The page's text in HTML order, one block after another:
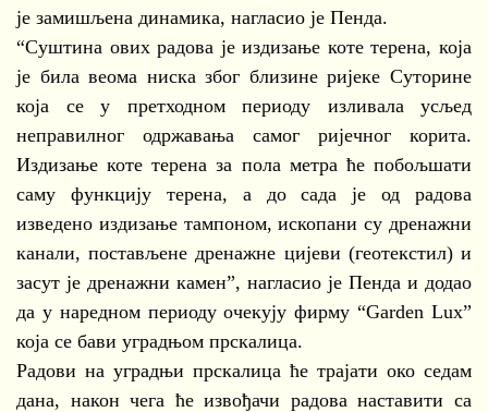
је замишљена динамика, нагласио је Пенда.
“Суштина ових радова је издизање коте терена, која
је била веома ниска због близине ријеке Суторине
која се у претходном периоду изливала усљед
неправилног одржавања самог ријечног корита.
Издизање коте терена за пола метра ће побољшати
саму функцију терена, а до сада је од радова
изведено издизање тампоном, ископани су дренажни
канали, постављене дренажне цијеви (геотекстил) и
засут је дренажни камен”, нагласио је Пенда и додао
да у наредном периоду очекују фирму “Garden Lux”
која се бави уградњом прскалица.
Радови на уградњи прскалица ће трајати око седам
дана, након чега ће извођачи радова наставити са